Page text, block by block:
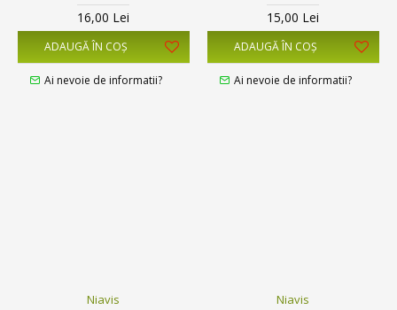
16,00 Lei
ADAUGĂ ÎN COŞ
Ai nevoie de informatii?
15,00 Lei
ADAUGĂ ÎN COŞ
Ai nevoie de informatii?
Niavis
Niavis